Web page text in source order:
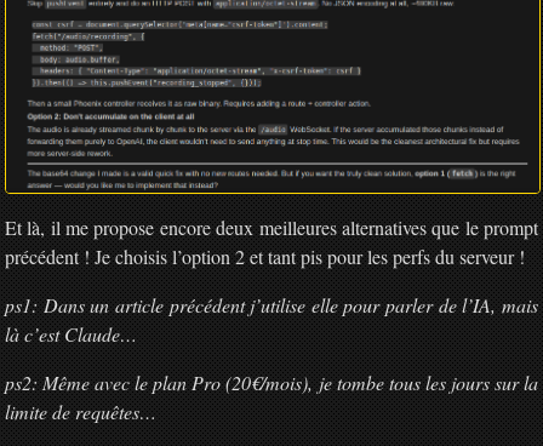
Et là, il me propose encore deux meilleures alternatives que le prompt
précédent ! Je choisis l’option 2 et tant pis pour les perfs du serveur !
ps1: Dans un article précédent j’utilise elle pour parler de l’IA, mais
là c’est Claude…
ps2: Même avec le plan Pro (20€/mois), je tombe tous les jours sur la
limite de requêtes…